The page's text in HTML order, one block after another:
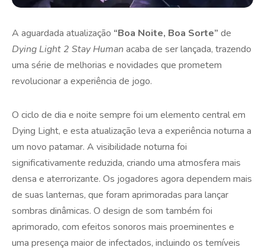
A aguardada atualização “Boa Noite, Boa Sorte” de
Dying Light 2 Stay Human acaba de ser lançada, trazendo
uma série de melhorias e novidades que prometem
revolucionar a experiência de jogo.
O ciclo de dia e noite sempre foi um elemento central em
Dying Light, e esta atualização leva a experiência noturna a
um novo patamar. A visibilidade noturna foi
significativamente reduzida, criando uma atmosfera mais
densa e aterrorizante. Os jogadores agora dependem mais
de suas lanternas, que foram aprimoradas para lançar
sombras dinâmicas. O design de som também foi
aprimorado, com efeitos sonoros mais proeminentes e
uma presença maior de infectados, incluindo os temíveis